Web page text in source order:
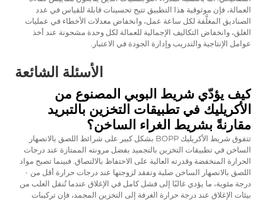
العمالة، فإن موثوقية هذا التطبيق تتيح تحسينات قابلة للقياس في عدد
الصناديق المغلَّفة لكل ساعة عمل، وانخفاض معدلات الأخطاء في عمليات
الغلق، وانخفاض التكاليف الإجمالية للعمالة لكل وحدة مشحونة عند أخذ
عوامل الإنتاجية والتدريب وإدارة الجودة في الاعتبار.
الأسئلة الشائعة
كيف يؤدّي شريط البوبي المصنوع من
الأكريليك في تطبيقات التخزين بالتبريد
مقارنةً بشريط الغراء الساخن؟
تتفوق شريط الأكريليك BOPP بشكل كبير على شرائط اللصق بالانصهار
الساخن في تطبيقات التخزين بالتجميد بفضل مرونته الممتازة عند درجات
الحرارة المنخفضة وقدرته العالية على الاحتفاظ بالالتصاق. فبينما تصبح مواد
اللصق بالانصهار الساخن صلبة وتفقد لزوجتها عند درجات حرارة أقل من ٠
درجة مئوية، ما يؤدي غالبًا إلى فشل كامل في الإغلاق عندما تُنقل العلب من
بيئات الإغلاق عند درجة حرارة الغرفة إلى التخزين المجمد، فإن تركيبات